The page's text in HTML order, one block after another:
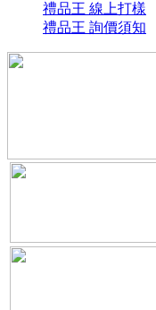
禮品王 線上打樣
禮品王 詢價須知